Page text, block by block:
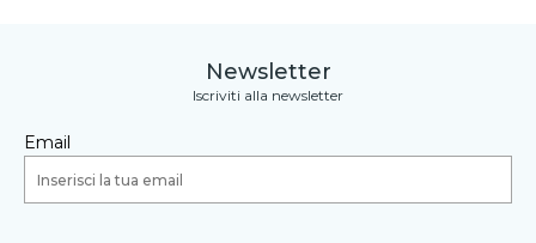
Newsletter
Iscriviti alla newsletter
Email